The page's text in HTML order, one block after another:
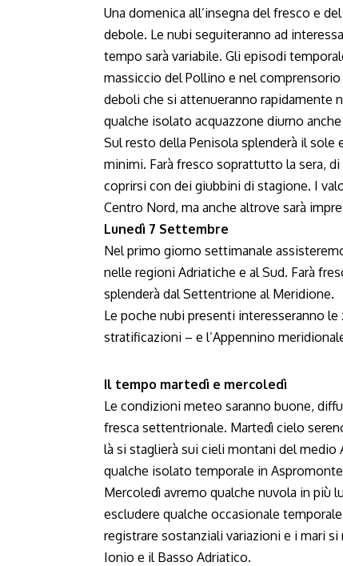
Una domenica all’insegna del fresco e
debole. Le nubi seguiteranno ad
tempo sarà variabile. Gli episodi
massiccio del Pollino e nel
deboli che si attenueranno rapidamente
qualche isolato acquazzone diurno
Sul resto della Penisola splenderà il sole
minimi. Farà fresco soprattutto la sera,
coprirsi con dei giubbini di stagione. I
Centro Nord, ma anche altrove sarà
Lunedì 7 Settembre
Nel primo giorno settimanale
nelle regioni Adriatiche e al Sud. Farà
splenderà dal Settentrione al Meridione.
Le poche nubi presenti interesseranno
stratificazioni – e l’Appennino
Il tempo martedì e mercoledì
Le condizioni meteo saranno buone,
fresca settentrionale. Martedì cielo
là si staglierà sui cieli montani del medio
qualche isolato temporale in
Mercoledì avremo qualche nuvola in più
escludere qualche occasionale
registrare sostanziali variazioni e i mari
Ionio e il Basso Adriatico.